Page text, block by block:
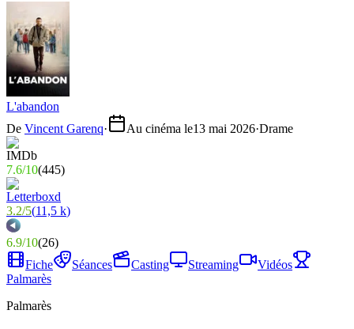
L'abandon
De Vincent Garenq· Au cinéma le13 mai 2026·Drame
7.6/10(445)
3.2/5(11,5 k)
6.9/10(26)
Fiche
Séances Casting Streaming
Vidéos
Palmarès
Palmarès